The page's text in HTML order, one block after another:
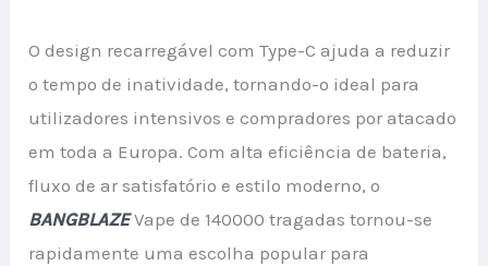
O design recarregável com Type-C ajuda a reduzir
o tempo de inatividade, tornando-o ideal para
utilizadores intensivos e compradores por atacado
em toda a Europa. Com alta eficiência de bateria,
fluxo de ar satisfatório e estilo moderno, o
BANGBLAZE Vape de 140000 tragadas tornou-se
rapidamente uma escolha popular para